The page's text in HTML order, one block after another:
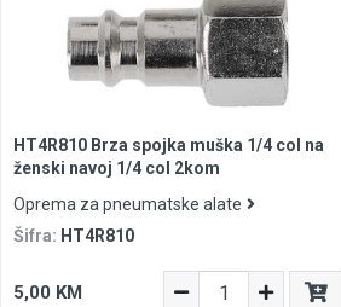
HT4R810 Brza spojka muška 1/4 col na
ženski navoj 1/4 col 2kom
Oprema za pneumatske alate
Šifra: HT4R810
5,00 KM